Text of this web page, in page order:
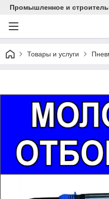
Промышленное и
Товары и услуги